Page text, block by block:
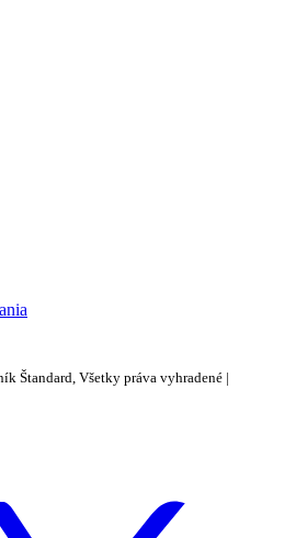
Štandard, Všetky práva vyhradené |